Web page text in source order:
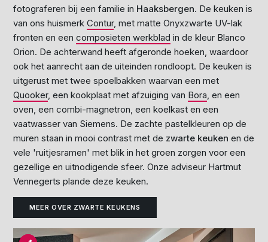
fotograferen bij een familie in Haaksbergen. De keuken is
van ons huismerkContur, met matte Onyxzwarte UV-lak
fronten en eencomposieten werkblad in de kleur Blanco
Orion. De achterwand heeft afgeronde hoeken, waardoor
ook het aanrecht aan de uiteinden rondloopt. De keuken is
uitgerust met twee spoelbakken waarvan een met
Quooker, een kookplaat met afzuiging van Bora, en een
oven, een combi-magnetron, een koelkast en een
vaatwasser van Siemens. De zachte pastelkleuren op de
muren staan in mooi contrast met de zwarte keuken en de
vele 'ruitjesramen' met blik in het groen zorgen voor een
gezellige en uitnodigende sfeer. Onze adviseur Hartmut
Vennegerts plande deze keuken.
MEER OVER ZWARTE KEUKENS